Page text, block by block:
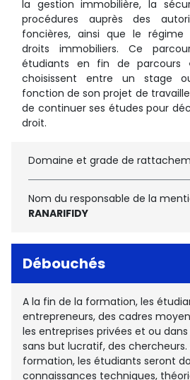
la gestion immobilière, la
procédures auprès des
foncières, ainsi que le régime
droits immobiliers. Ce
étudiants en fin de parcours
choisissent entre un stage
fonction de son projet de
de continuer ses études pour
droit.
Domaine et grade de
Nom du responsable de la
RANARIFIDY
Débouchés
A la fin de la formation, les
entrepreneurs, des cadres
les entreprises privées et ou
sans but lucratif, des chercheurs.
formation, les étudiants seront
connaissances techniques,